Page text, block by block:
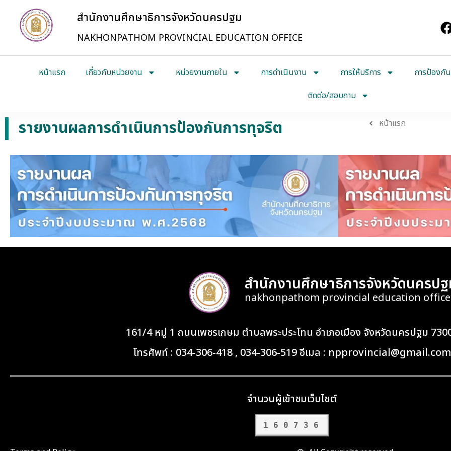
สำนักงานศึกษาธิการจังหวัดนครปฐม
NAKHONPATHOM PROVINCIAL EDUCATION OFFICE
หน้าแรก เกี่ยวกับหน่วยงาน หน่วยงานภายใน การดำเนินงาน การให้บริการ
การป้องกั
ติดต่อ/สอบถาม
รายงานผลการดำเนินการป้องกันการทุจริต หน้าแรก
สำนักงานศึกษาธิการจังหวัดนครป
nakhonpathom provincial education office
161/4 หมู่ 1 ถนนเพชรเกษม ตำบลพระประโทน อำเภอเมือง จังหวัดนครปฐม
โทรศัพท์ : 034-306-418 , 034-306-519 อีเมล : npprovincial@gmail.com
จำนวนผู้เข้าชมเว็บไซต์
160736